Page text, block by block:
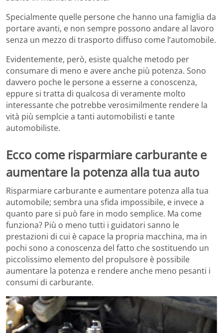
Specialmente quelle persone che hanno una famiglia da
portare avanti, e non sempre possono andare al lavoro
senza un mezzo di trasporto diffuso come l’automobile.
Evidentemente, però, esiste qualche metodo per
consumare di meno e avere anche più potenza. Sono
davvero poche le persone a esserne a conoscenza,
eppure si tratta di qualcosa di veramente molto
interessante che potrebbe verosimilmente rendere la
vità più semplcie a tanti automobilisti e tante
automobiliste.
Ecco come risparmiare carburante e
aumentare la potenza alla tua auto
Risparmiare carburante e aumentare potenza alla tua
automobile; sembra una sfida impossibile, e invece a
quanto pare si può fare in modo semplice. Ma come
funziona? Più o meno tutti i guidatori sanno le
prestazioni di cui è capace la propria macchina, ma in
pochi sono a conoscenza del fatto che sostituendo un
piccolissimo elemento del propulsore è possibile
aumentare la potenza e rendere anche meno pesanti i
consumi di carburante.